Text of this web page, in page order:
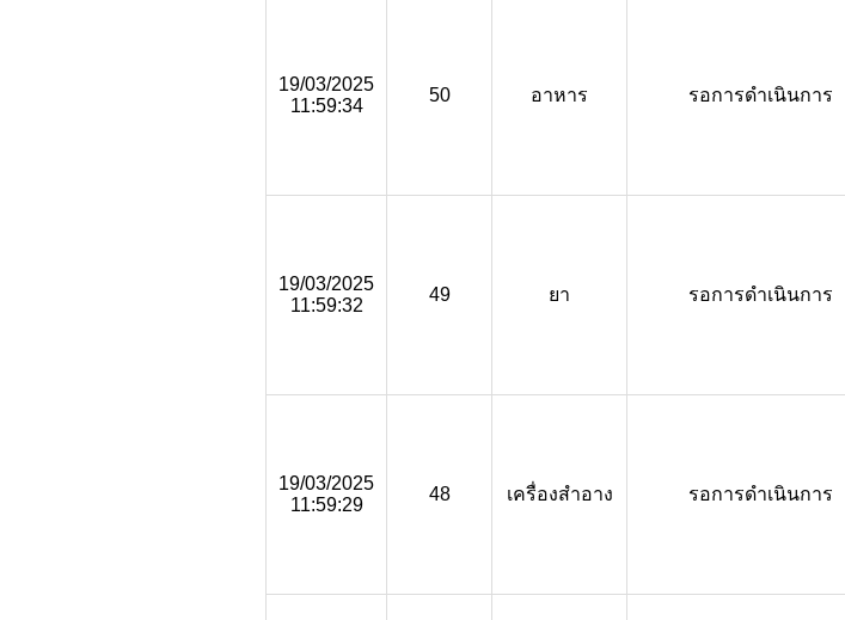
19/03/2025
11:59:34
50 อาหาร รอการดำเนินการ
19/03/2025
11:59:32
49 ยา รอการดำเนินการ
19/03/2025
11:59:29
48 เครื่องสำอาง รอการดำเนินการ